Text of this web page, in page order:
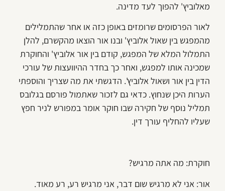
מאלוביץ' להפוך לעד מדינה.
לאור הפרסומים שרומזים באופן כזה או אחר שהתמלילים
מהמפגש בין שאול אלוביץ' ובנו אור הוצאו מהקשרם, להלן
התמלול המלא של המפגש, קודם בין אור אלוביץ' והחוקרת
שמכינה אותו למפגש, ואחר כך בחדר ההיוועצות של עורכי
הדין בין אור ושאול אלוביץ'. הדגשתי את מה שצריך והוספתי
הערות היכן שנחוץ. כדאי גם לזכור שאתמול פורסם בגלובס
תמליל נוסף של חקירה שבו חוקר אומר במפורש לניר חפץ
שעליו להחליף עורך דין.
חוקרת: מה אתה מרגיש?
אור: אני לא מרגיש שום דבר, אני מרגיש רע, רע מאוד.